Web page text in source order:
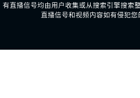
有直播信号均由用户收集或从搜索引擎搜索
直播信号和视频内容如有侵犯您